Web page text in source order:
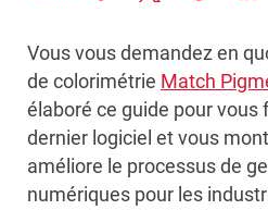
Vous vous demandez en
de colorimétrie Match
élaboré ce guide pour vous
dernier logiciel et vous
améliore le processus de
numériques pour les